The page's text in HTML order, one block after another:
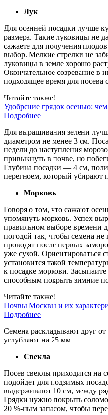
Лук
Для осенней посадки лучше
размера. Такие луковицы не
сажаете для получения
выбор. Мелкие стрелки не
луковицы в земле хорошо
Окончательное созревание в
подходящее время для посева
Читайте также!
Удобрение грядок осенью:
Подробнее
Для выращивания зелени
диаметром не менее 3 см.
недели до наступления
привыкнуть в почве, но
Глубина посадки — 4 см,
перегноем, который убирают
Морковь
Говоря о том, что сажают
упомянуть морковь. Успех
правильном выборе времени
погодой так, чтобы семена не
проводят после первых
уже сухой. Ориентироваться
установится такой
к посадке моркови.
способным покрыть зимние
Читайте также!
Почвы Москвы и их
Подробнее
Семена раскладывают друг
углубляют на 25 мм.
Свекла
Посев свеклы приходится на
подойдет для подзимых
выдерживают 10 см, между
Грядки нужно покрыть
20 %-ным запасом, чтобы